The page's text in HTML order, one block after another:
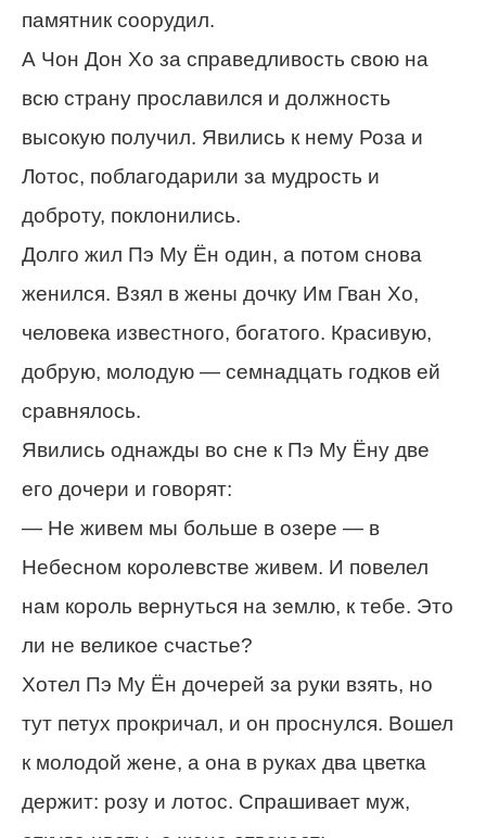
памятник соорудил.
А Чон Дон Хо за справедливость свою на
всю страну прославился и должность
высокую получил. Явились к нему Роза и
Лотос, поблагодарили за мудрость и
доброту, поклонились.
Долго жил Пэ Му Ён один, а потом снова
женился. Взял в жены дочку Им Гван Хо,
человека известного, богатого. Красивую,
добрую, молодую — семнадцать годков ей
сравнялось.
Явились однажды во сне к Пэ Му Ёну две
его дочери и говорят:
— Не живем мы больше в озере — в
Небесном королевстве живем. И повелел
нам король вернуться на землю, к тебе. Это
ли не великое счастье?
Хотел Пэ Му Ён дочерей за руки взять, но
тут петух прокричал, и он проснулся. Вошел
к молодой жене, а она в руках два цветка
держит: розу и лотос. Спрашивает муж,